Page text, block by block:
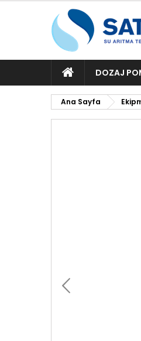
ANA
SAYFA
DOZAJ
Ana Sayfa